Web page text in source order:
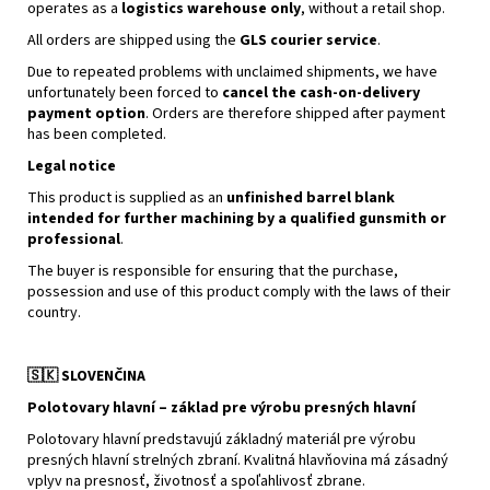
operates as a logistics warehouse only, without a retail shop.
All orders are shipped using the GLS courier service.
Due to repeated problems with unclaimed shipments, we have
unfortunately been forced to cancel the cash-on-delivery
payment option. Orders are therefore shipped after payment
has been completed.
Legal notice
This product is supplied as an unfinished barrel blank
intended for further machining by a qualified gunsmith or
professional.
The buyer is responsible for ensuring that the purchase,
possession and use of this product comply with the laws of their
country.
🇸🇰SLOVENČINA
Polotovary hlavní – základ pre výrobu presných hlavní
Polotovary hlavní predstavujú základný materiál pre výrobu
presných hlavní strelných zbraní. Kvalitná hlavňovina má zásadný
vplyv na presnosť, životnosť a spoľahlivosť zbrane.